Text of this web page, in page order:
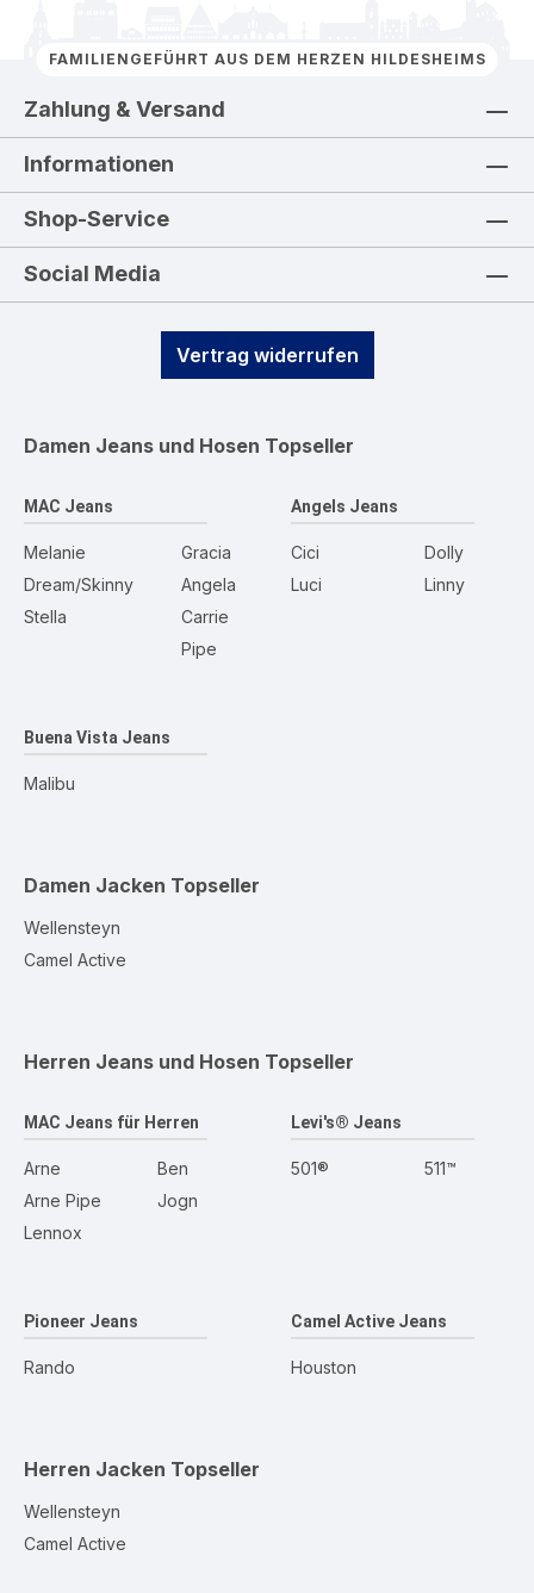
FAMILIENGEFÜHRT AUS DEM HERZEN HILDESHEIMS
Zahlung & Versand
Informationen
Shop-Service
Social Media
Vertrag widerrufen
Damen Jeans und Hosen Topseller
MAC Jeans
Melanie
Dream/Skinny
Stella
Gracia
Angela
Carrie
Pipe
Angels Jeans
Cici
Luci
Dolly
Linny
Buena Vista Jeans
Malibu
Damen Jacken Topseller
Wellensteyn
Camel Active
Herren Jeans und Hosen Topseller
MAC Jeans für Herren
Arne
Arne Pipe
Lennox
Ben
Jogn
Levi's® Jeans
501® 511™
Pioneer Jeans
Rando
Camel Active Jeans
Houston
Herren Jacken Topseller
Wellensteyn
Camel Active